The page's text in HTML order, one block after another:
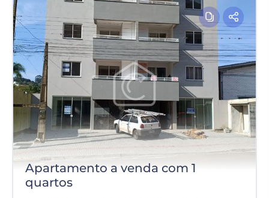
Apartamento a venda com 1
quartos